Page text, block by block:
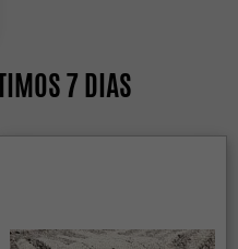
7 DIAS